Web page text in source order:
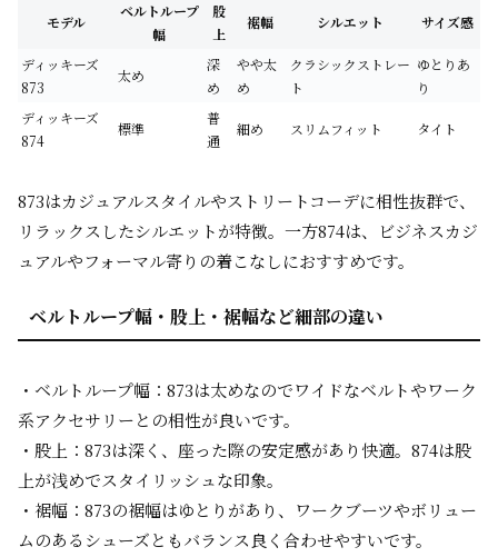
モデル
ベルトループ
幅
股
上
裾幅 シルエット サイズ感
ディッキーズ
873
太め
深
め
やや太
め
クラシックストレー
ト
ゆとりあ
り
ディッキーズ
874
標準
普
通
細め スリムフィット タイト
873はカジュアルスタイルやストリートコーデに相性抜群で、
リラックスしたシルエットが特徴。一方874は、ビジネスカジ
ュアルやフォーマル寄りの着こなしにおすすめです。
ベルトループ幅・股上・裾幅など細部の違い
・ベルトループ幅：873は太めなのでワイドなベルトやワーク
系アクセサリーとの相性が良いです。
・股上：873は深く、座った際の安定感があり快適。874は股
上が浅めでスタイリッシュな印象。
・裾幅：873の裾幅はゆとりがあり、ワークブーツやボリュー
ムのあるシューズともバランス良く合わせやすいです。